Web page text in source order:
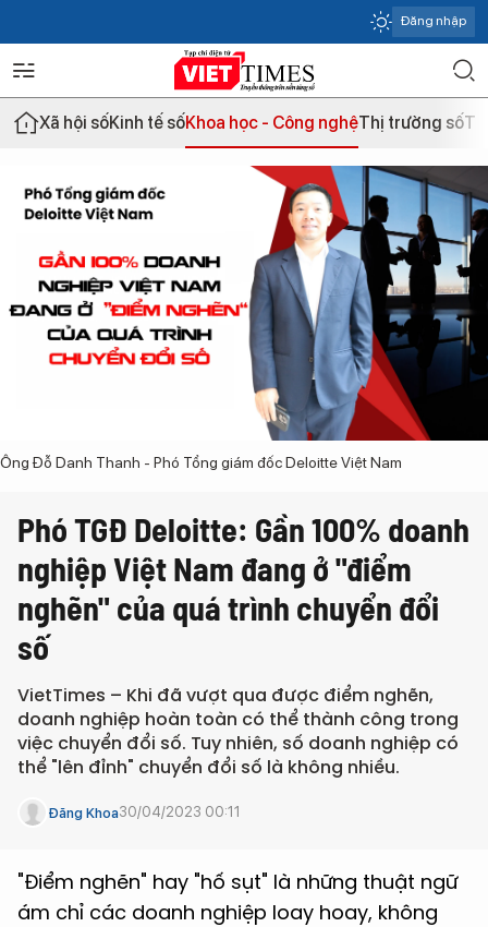
Đăng nhập
Xã hội sốKinh tế sốKhoa học - Công nghệThị trường số
Ông Đỗ Danh Thanh - Phó Tổng giám đốc Deloitte Việt Nam
Phó TGĐ Deloitte: Gần 100% doanh
nghiệp Việt Nam đang ở "điểm
nghẽn" của quá trình chuyển đổi
số
VietTimes – Khi đã vượt qua được điểm nghẽn,
doanh nghiệp hoàn toàn có thể thành công trong
việc chuyển đổi số. Tuy nhiên, số doanh nghiệp có
thể "lên đỉnh" chuyển đổi số là không nhiều.
Đăng Khoa30/04/2023 00:11
"Điểm nghẽn" hay "hố sụt" là những thuật ngữ
ám chỉ các doanh nghiệp loay hoay, không